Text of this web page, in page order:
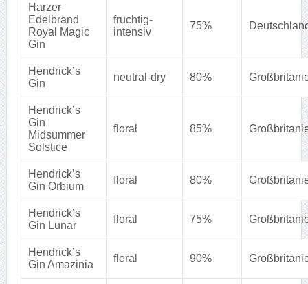
Harzer
Edelbrand
Royal Magic
Gin
fruchtig-
intensiv
75%
Hendrick’s
Gin
neutral-dry 80%
Hendrick’s
Gin
Midsummer
Solstice
floral 85%
Hendrick’s
Gin Orbium
floral 80%
Hendrick’s
Gin Lunar
floral 75%
Hendrick’s
Gin Amazinia
floral 90%